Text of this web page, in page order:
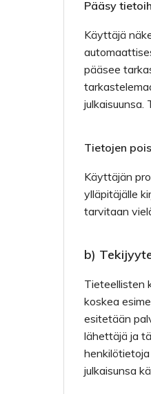
Pääsy
Käyttäjä
pääsee
julkaisuunsa.
Tietojen
Käyttäjän
ylläpitäjälle
tarvitaan
b)
Tieteellisten
koskea
esitetään
lähettäjä ja
julkaisunsa